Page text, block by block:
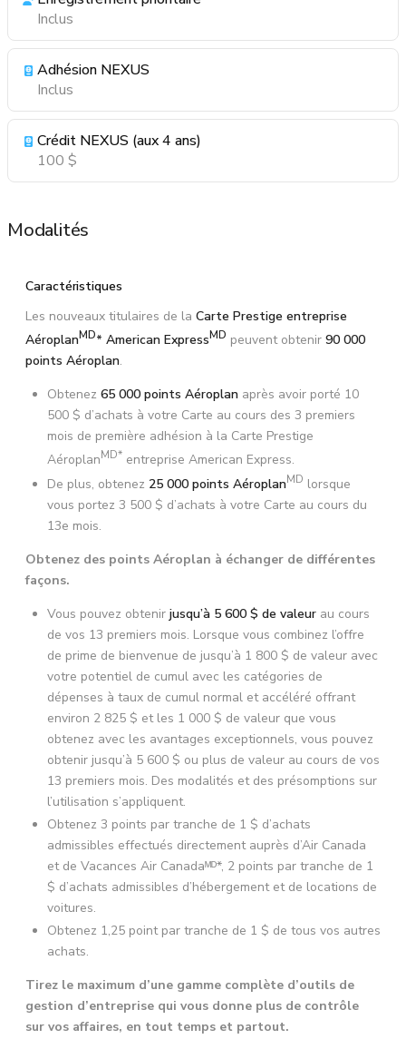
Inclus
Adhésion NEXUS
Inclus
Crédit NEXUS (aux 4 ans)
100 $
Modalités
Caractéristiques
Les nouveaux titulaires de la Carte Prestige entreprise
AéroplanMD* American ExpressMD peuvent obtenir 90 000
points Aéroplan.
Obtenez 65 000 points Aéroplan après avoir porté 10
500 $ d’achats à votre Carte au cours des 3 premiers
mois de première adhésion à la Carte Prestige
AéroplanMD* entreprise American Express.
De plus, obtenez 25 000 points AéroplanMD lorsque
vous portez 3 500 $ d’achats à votre Carte au cours du
13e mois.
Obtenez des points Aéroplan à échanger de différentes
façons.
Vous pouvez obtenir jusqu’à 5 600 $ de valeur au cours
de vos 13 premiers mois. Lorsque vous combinez l’offre
de prime de bienvenue de jusqu’à 1 800 $ de valeur avec
votre potentiel de cumul avec les catégories de
dépenses à taux de cumul normal et accéléré offrant
environ 2 825 $ et les 1 000 $ de valeur que vous
obtenez avec les avantages exceptionnels, vous pouvez
obtenir jusqu’à 5 600 $ ou plus de valeur au cours de vos
13 premiers mois. Des modalités et des présomptions sur
l’utilisation s’appliquent.
Obtenez 3 points par tranche de 1 $ d’achats
admissibles effectués directement auprès d’Air Canada
et de Vacances Air Canadaᴹᴰ*, 2 points par tranche de 1
$ d’achats admissibles d’hébergement et de locations de
voitures.
Obtenez 1,25 point par tranche de 1 $ de tous vos autres
achats.
Tirez le maximum d’une gamme complète d’outils de
gestion d’entreprise qui vous donne plus de contrôle
sur vos affaires, en tout temps et partout.